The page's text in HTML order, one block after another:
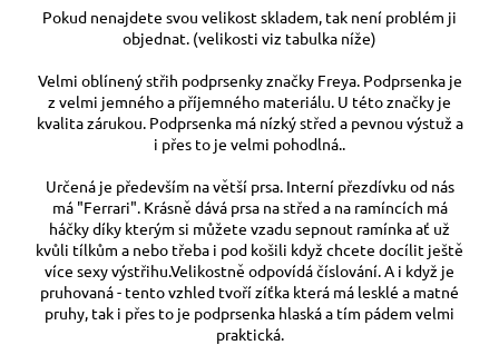
Pokud nenajdete svou velikost skladem, tak není problém ji
objednat. (velikosti viz tabulka níže)
Velmi oblínený střih podprsenky značky Freya. Podprsenka je
z velmi jemného a příjemného materiálu. U této značky je
kvalita zárukou. Podprsenka má nízký střed a pevnou výstuž a
i přes to je velmi pohodlná..
Určená je především na větší prsa. Interní přezdívku od nás
má "Ferrari". Krásně dává prsa na střed a na ramíncích má
háčky díky kterým si můžete vzadu sepnout ramínka ať už
kvůli tílkům a nebo třeba i pod košili když chcete docílit ještě
více sexy výstřihu.Velikostně odpovídá číslování. A i když je
pruhovaná - tento vzhled tvoří zíťka která má lesklé a matné
pruhy, tak i přes to je podprsenka hlaská a tím pádem velmi
praktická.